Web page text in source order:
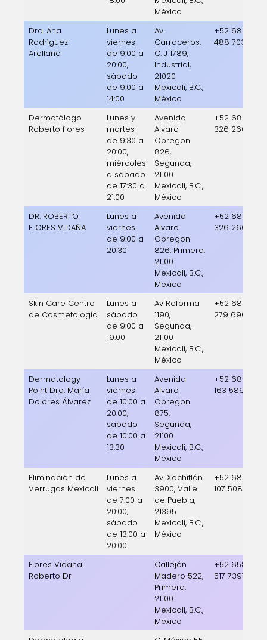
México
Dra. Ana
Rodríguez
Arellano
Lunes a
viernes
de 9:00 a
20:00,
sábado
de 9:00 a
14:00
Av.
Carroceros,
C. J 1789,
Industrial,
21020
Mexicali, B.C.,
México
+52 686
488 7033
Dermatólogo
Roberto flores
Lunes y
martes
de 9:30 a
20:00,
miércoles
a sábado
de 17:30 a
21:00
Avenida
Alvaro
Obregon
826,
Segunda,
21100
Mexicali, B.C.,
México
+52 686
326 2660
DR. ROBERTO
FLORES VIDAÑA
Lunes a
viernes
de 9:00 a
20:30
Avenida
Alvaro
Obregon
826, Primera,
21100
Mexicali, B.C.,
México
+52 686
326 2660
Skin Care Centro
de Cosmetología
Lunes a
sábado
de 9:00 a
19:00
Av Reforma
1190,
Segunda,
21100
Mexicali, B.C.,
México
+52 686
279 6966
Dermatology
Point Dra. María
Dolores Álvarez
Lunes a
viernes
de 10:00 a
20:00,
sábado
de 10:00 a
13:30
Avenida
Alvaro
Obregon
875,
Segunda,
21100
Mexicali, B.C.,
México
+52 686
163 5899
Eliminación de
Verrugas Mexicali
Lunes a
viernes
de 7:00 a
20:00,
sábado
de 13:00 a
20:00
Av. Xochitlán
3900, Valle
de Puebla,
21395
Mexicali, B.C.,
México
+52 686
107 5081
Flores Vidana
Roberto Dr
Callejón
Madero 522,
Primera,
21100
Mexicali, B.C.,
México
+52 658
517 7397